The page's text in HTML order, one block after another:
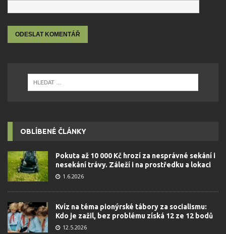
OBLÍBENÉ ČLÁNKY
Pokuta až 10 000 Kč hrozí za nesprávné sekání i
nesekání trávy. Záleží i na prostředku a lokaci
1.6.2026
Kvíz na téma pionýrské tábory za socialismu:
Kdo je zažil, bez problému získá 12 ze 12 bodů
12.5.2026